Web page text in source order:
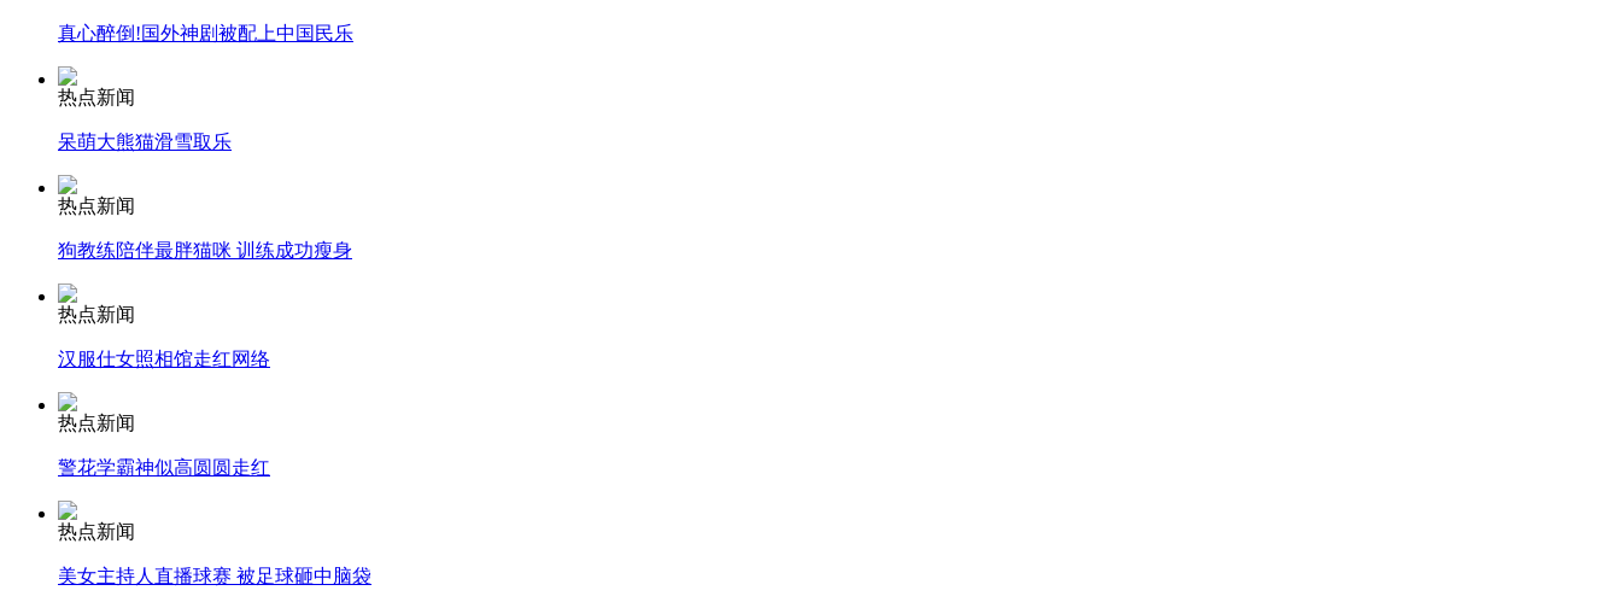
安徽一实载49人客车翻车
消防员救轻生者
司机酒驾遇交警 急速倒车逃窜
真心醉倒!国外神剧被配上中国民乐
热点新闻
呆萌大熊猫滑雪取乐
热点新闻
狗教练陪伴最胖猫咪 训练成功瘦身
热点新闻
汉服仕女照相馆走红网络
热点新闻
警花学霸神似高圆圆走红
热点新闻
美女主持人直播球赛 被足球砸中脑袋